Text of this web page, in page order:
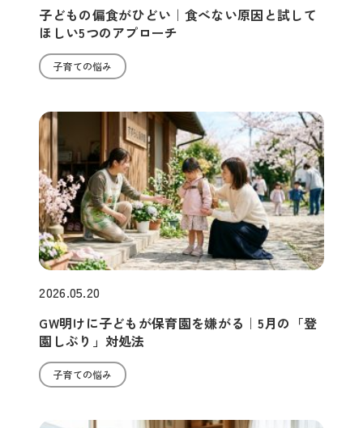
子どもの偏食がひどい｜食べない原因と試して
ほしい5つのアプローチ
子育ての悩み
2026.05.20
GW明けに子どもが保育園を嫌がる｜5月の「登
園しぶり」対処法
子育ての悩み